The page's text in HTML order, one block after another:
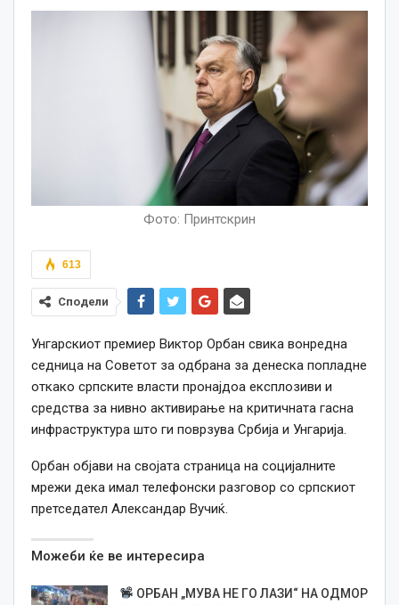
Фото: Принтскрин
613
Сподели
Унгарскиот премиер Виктор Орбан свика вонредна
седница на Советот за одбрана за денеска попладне
откако српските власти пронајдоа експлозиви и
средства за нивно активирање на критичната гасна
инфраструктура што ги поврзува Србија и Унгарија.
Орбан објави на својата страница на социјалните
мрежи дека имал телефонски разговор со српскиот
претседател Александар Вучиќ.
Можеби ќе ве интересира
ОРБАН „МУВА НЕ ГО ЛАЗИ“ НА ОДМОР